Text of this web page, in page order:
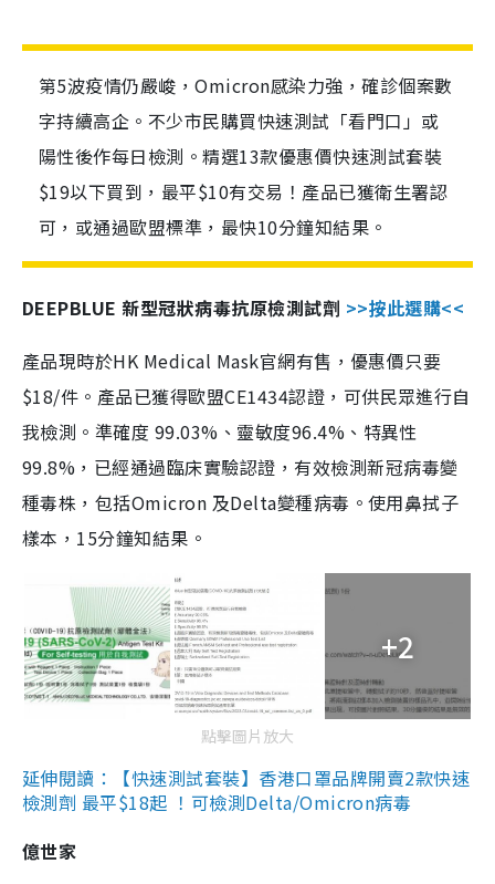
第5波疫情仍嚴峻，Omicron感染力強，確診個案數
字持續高企。不少市民購買快速測試「看門口」或
陽性後作每日檢測。精選13款優惠價快速測試套裝
$19以下買到，最平$10有交易！產品已獲衛生署認
可，或通過歐盟標準，最快10分鐘知結果。
DEEPBLUE 新型冠狀病毒抗原檢測試劑 >>按此選購<<
產品現時於HK Medical Mask官網有售，優惠價只要
$18/件。產品已獲得歐盟CE1434認證，可供民眾進行自
我檢測。準確度 99.03%、靈敏度96.4%、特異性
99.8%，已經通過臨床實驗認證，有效檢測新冠病毒變
種毒株，包括Omicron 及Delta變種病毒。使用鼻拭子
樣本，15分鐘知結果。
+2
點擊圖片放大
延伸閱讀：【快速測試套裝】香港口罩品牌開賣2款快速
檢測劑 最平$18起 ！可檢測Delta/Omicron病毒
億世家